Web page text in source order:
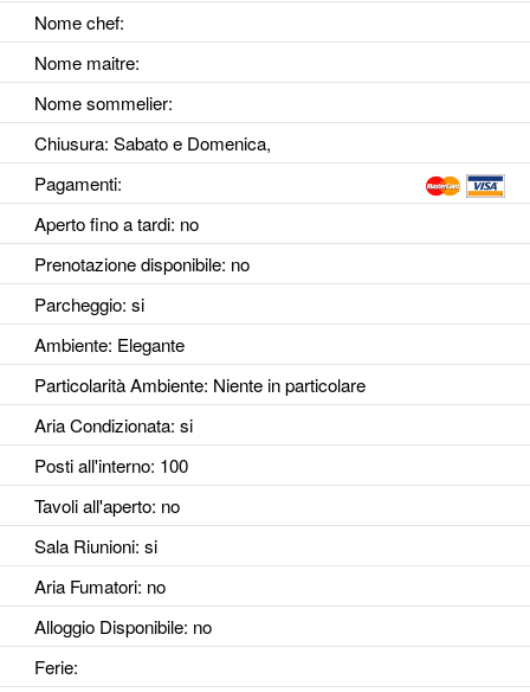
Nome chef:
Nome maitre:
Nome sommelier:
Chiusura: Sabato e Domenica,
Pagamenti:
Aperto fino a tardi: no
Prenotazione disponibile: no
Parcheggio: si
Ambiente: Elegante
Particolarità Ambiente: Niente in particolare
Aria Condizionata: si
Posti all'interno: 100
Tavoli all'aperto: no
Sala Riunioni: si
Aria Fumatori: no
Alloggio Disponibile: no
Ferie: